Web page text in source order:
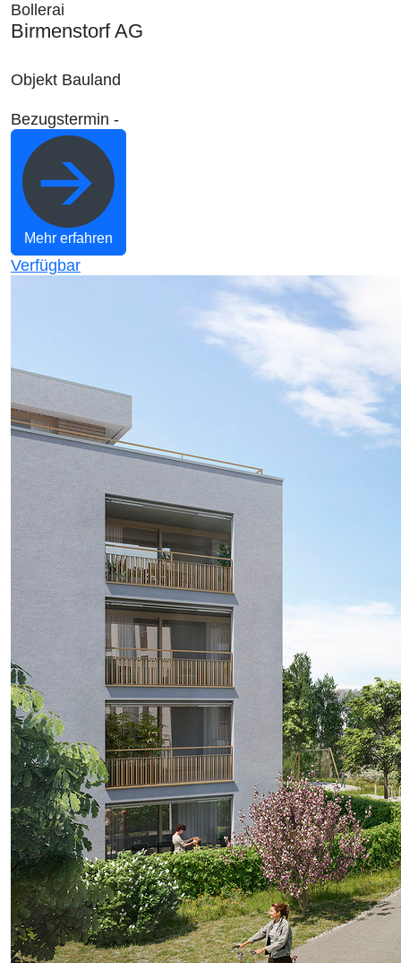
Bollerai
Birmenstorf AG
Objekt Bauland
Bezugstermin -
Mehr erfahren
Verfügbar